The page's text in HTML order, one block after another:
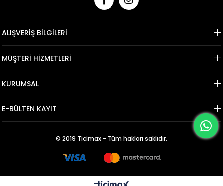
ALIŞVERİŞ BİLGİLERİ
MÜŞTERİ HİZMETLERİ
KURUMSAL
E-BÜLTEN KAYIT
© 2019 Ticimax - Tüm hakları saklıdır.